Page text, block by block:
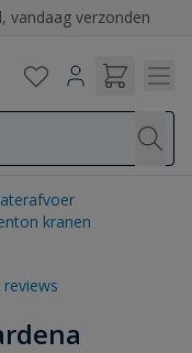
vandaag verzonden
kranen
reviews